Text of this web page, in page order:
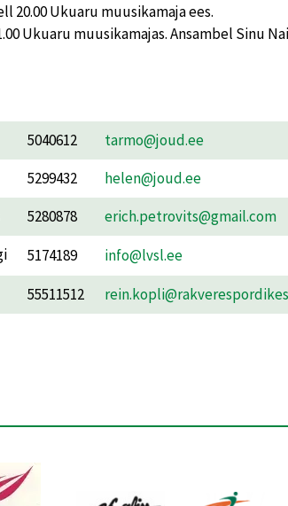
20.00 Ukuaru muusikamaja ees.
Ukuaru muusikamajas. Ansambel Sinu
5040612
tarmo@joud.ee
5299432
helen@joud.ee
5280878
erich.petrovits@gmail.com
5174189
info@lvsl.ee
55511512